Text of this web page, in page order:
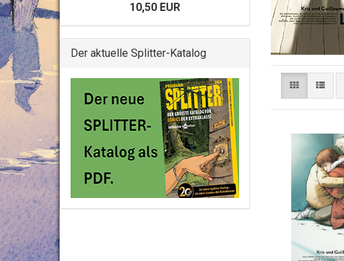
10,50 EUR
Der aktuelle Splitter-Katalog